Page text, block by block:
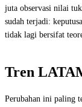
juta observasi nilai
sudah terjadi:
tidak lagi bersifat
Tren
Perubahan ini paling